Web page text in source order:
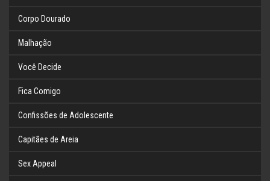
Corpo Dourado
Malhação
Você Decide
Fica Comigo
Confissões de Adolescente
Capitães de Areia
Sex Appeal